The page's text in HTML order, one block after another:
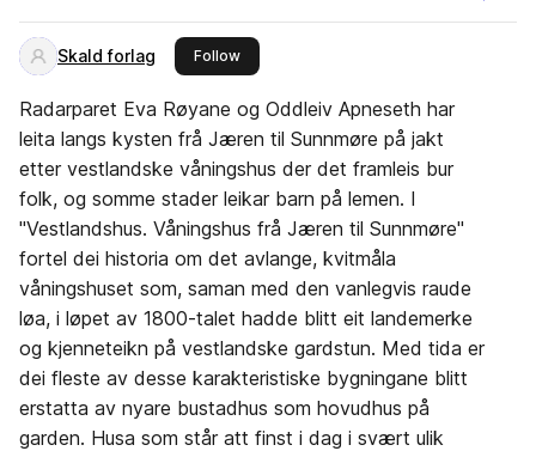
Skald forlag Followthis publisher
Radarparet Eva Røyane og Oddleiv Apneseth har
leita langs kysten frå Jæren til Sunnmøre på jakt
etter vestlandske våningshus der det framleis bur
folk, og somme stader leikar barn på lemen. I
"Vestlandshus. Våningshus frå Jæren til Sunnmøre"
fortel dei historia om det avlange, kvitmåla
våningshuset som, saman med den vanlegvis raude
løa, i løpet av 1800-talet hadde blitt eit landemerke
og kjenneteikn på vestlandske gardstun. Med tida er
dei fleste av desse karakteristiske bygningane blitt
erstatta av nyare bustadhus som hovudhus på
garden. Husa som står att finst i dag i svært ulik